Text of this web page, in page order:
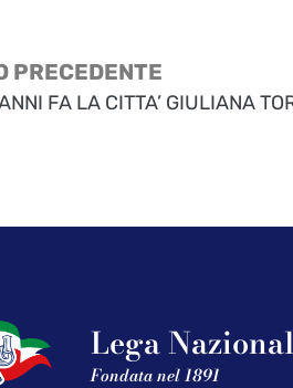
PRECEDENTE
FA LA CITTA’ GIULIANA
Lega
Fondata nel 1891